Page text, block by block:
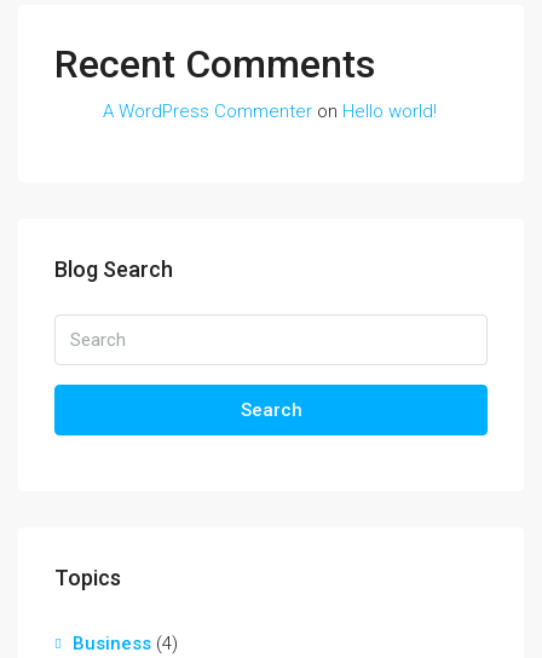
Recent Comments
A WordPress Commenter on Hello world!
Blog Search
Search
Topics
Business (4)